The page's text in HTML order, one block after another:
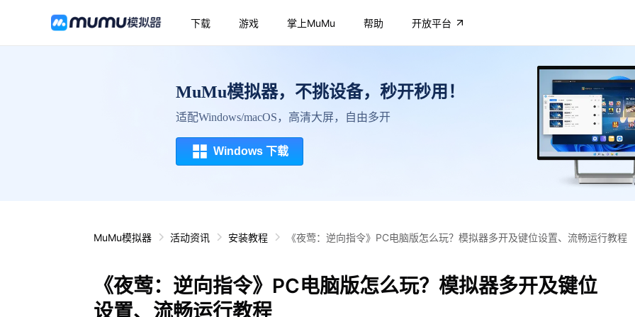
下载 游戏 掌上MuMu 帮助 开放平台
MuMu模拟器，不挑设备，秒开秒用！
适配Windows/macOS，高清大屏，自由多开
Windows 下载
MuMu模拟器 活动资讯 安装教程 《夜莺：逆向指令》PC电脑版怎么玩？模拟器多开及键位设置、流畅运行教程
《夜莺：逆向指令》PC电脑版怎么玩？模拟器多开及键位
设置、流畅运行教程